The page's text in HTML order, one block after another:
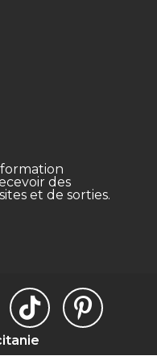
des
et de sorties.